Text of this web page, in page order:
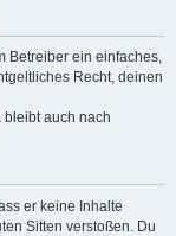
Betreiber ein einfaches,
Recht, deinen
bleibt auch nach
er keine Inhalte
Sitten verstoßen. Du